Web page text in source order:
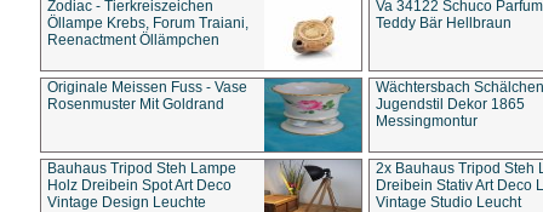
Zodiac - Tierkreiszeichen
Öllampe Krebs, Forum Traiani,
Reenactment Öllämpchen
Va 34122 Schuco
Teddy Bär Hellbraun
Originale Meissen Fuss - Vase
Rosenmuster Mit Goldrand
Wächtersbach Schälchen
Jugendstil Dekor 1865
Messingmontur
Bauhaus Tripod Steh Lampe
Holz Dreibein Spot Art Deco
Vintage Design Leuchte
2x Bauhaus Tripod Steh
Dreibein Stativ Art Deco
Vintage Studio Leucht